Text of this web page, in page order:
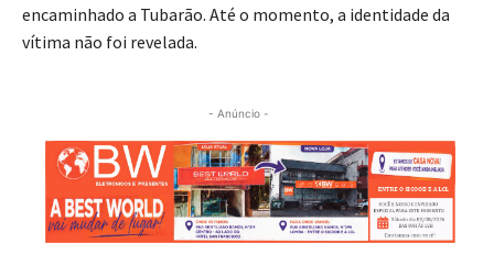
encaminhado a Tubarão. Até o momento, a identidade da
vítima não foi revelada.
- Anúncio -